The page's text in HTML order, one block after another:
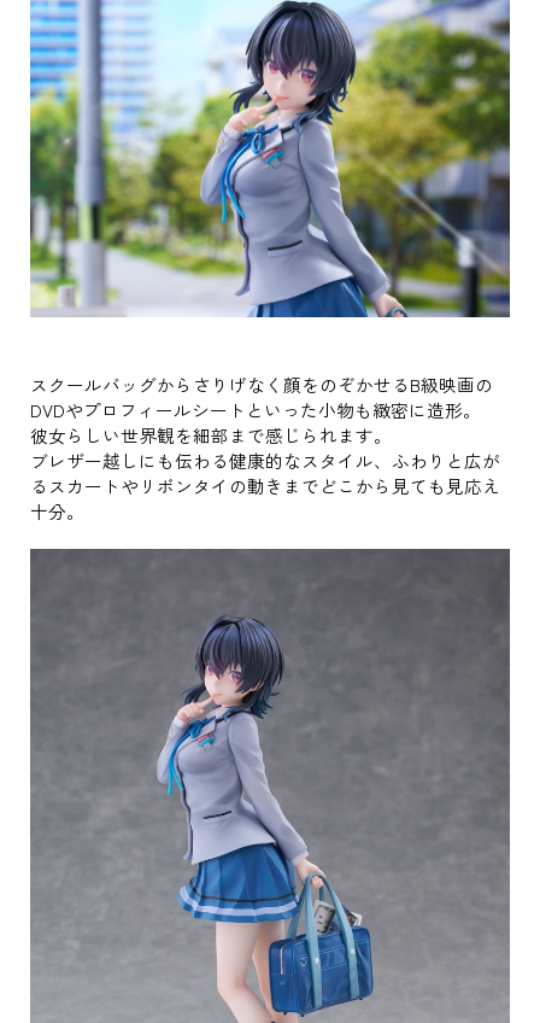
スクールバッグからさりげなく顔をのぞかせるB級映画の
DVDやプロフィールシートといった小物も緻密に造形。
彼女らしい世界観を細部まで感じられます。
ブレザー越しにも伝わる健康的なスタイル、ふわりと広が
るスカートやリボンタイの動きまでどこから見ても見応え
十分。